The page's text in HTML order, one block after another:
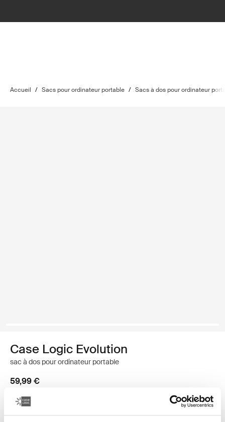
Accueil / Sacs pour ordinateur portable / Sacs à dos pour ordinateur
Case Logic Evolution
sac à dos pour ordinateur portable
59,99 €
Couleur